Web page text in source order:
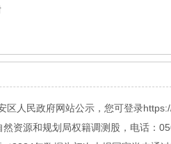
人民政府网站公示，您可登录
资源和规划局权籍调测股，电话：